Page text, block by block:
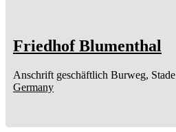
Friedhof Blumenthal
Anschrift geschäftlich Burweg, Stade
Germany